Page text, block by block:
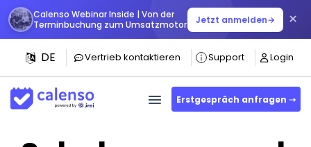
Calenso Webinar Inside | Von der
Terminbuchung zum Umsatzmotor
Jetzt anmelden→ ×
DE Vertrieb kontaktieren Support Login
Erstgespräch anfragen ➝